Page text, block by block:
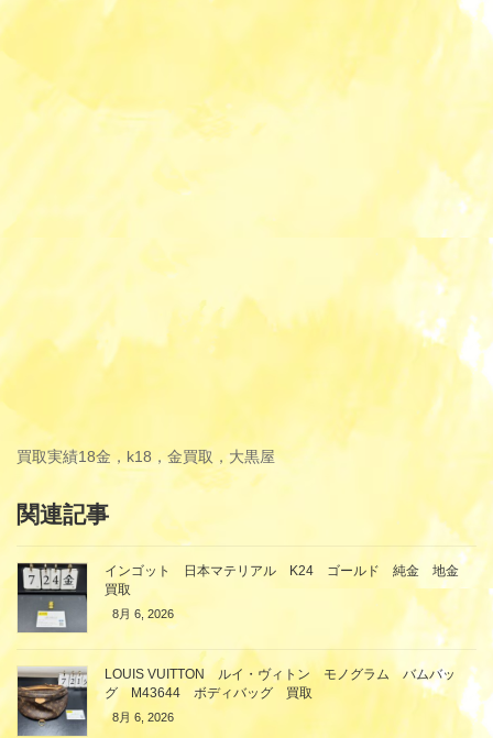
買取実績18金，k18，金買取，大黒屋
関連記事
インゴット 日本マテリアル K24 ゴールド 純金 地金
買取
8月 6, 2026
LOUIS VUITTON ルイ・ヴィトン モノグラム バムバッ
グ M43644 ボディバッグ 買取
8月 6, 2026